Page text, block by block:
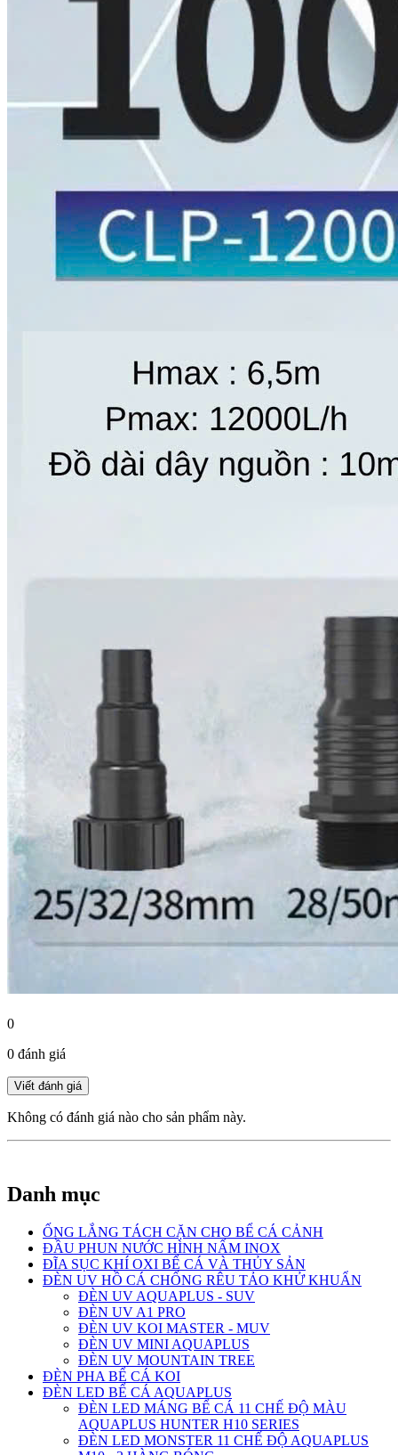
0
0 đánh giá
Không có đánh giá nào cho sản phẩm này.
Danh mục
ỐNG LẮNG TÁCH CẶN CHO BỂ CÁ CẢNH
ĐẦU PHUN NƯỚC HÌNH NẤM INOX
ĐĨA SỤC KHÍ OXI BỂ CÁ VÀ THỦY SẢN
ĐÈN UV HỒ CÁ CHỐNG RÊU TẢO KHỬ KHUẨN
ĐÈN UV AQUAPLUS - SUV
ĐÈN UV A1 PRO
ĐÈN UV KOI MASTER - MUV
ĐÈN UV MINI AQUAPLUS
ĐÈN UV MOUNTAIN TREE
ĐÈN PHA BỂ CÁ KOI
ĐÈN LED BỂ CÁ AQUAPLUS
ĐÈN LED MÁNG BỂ CÁ 11 CHẾ ĐỘ MÀU
AQUAPLUS HUNTER H10 SERIES
ĐÈN LED MONSTER 11 CHẾ ĐỘ AQUAPLUS